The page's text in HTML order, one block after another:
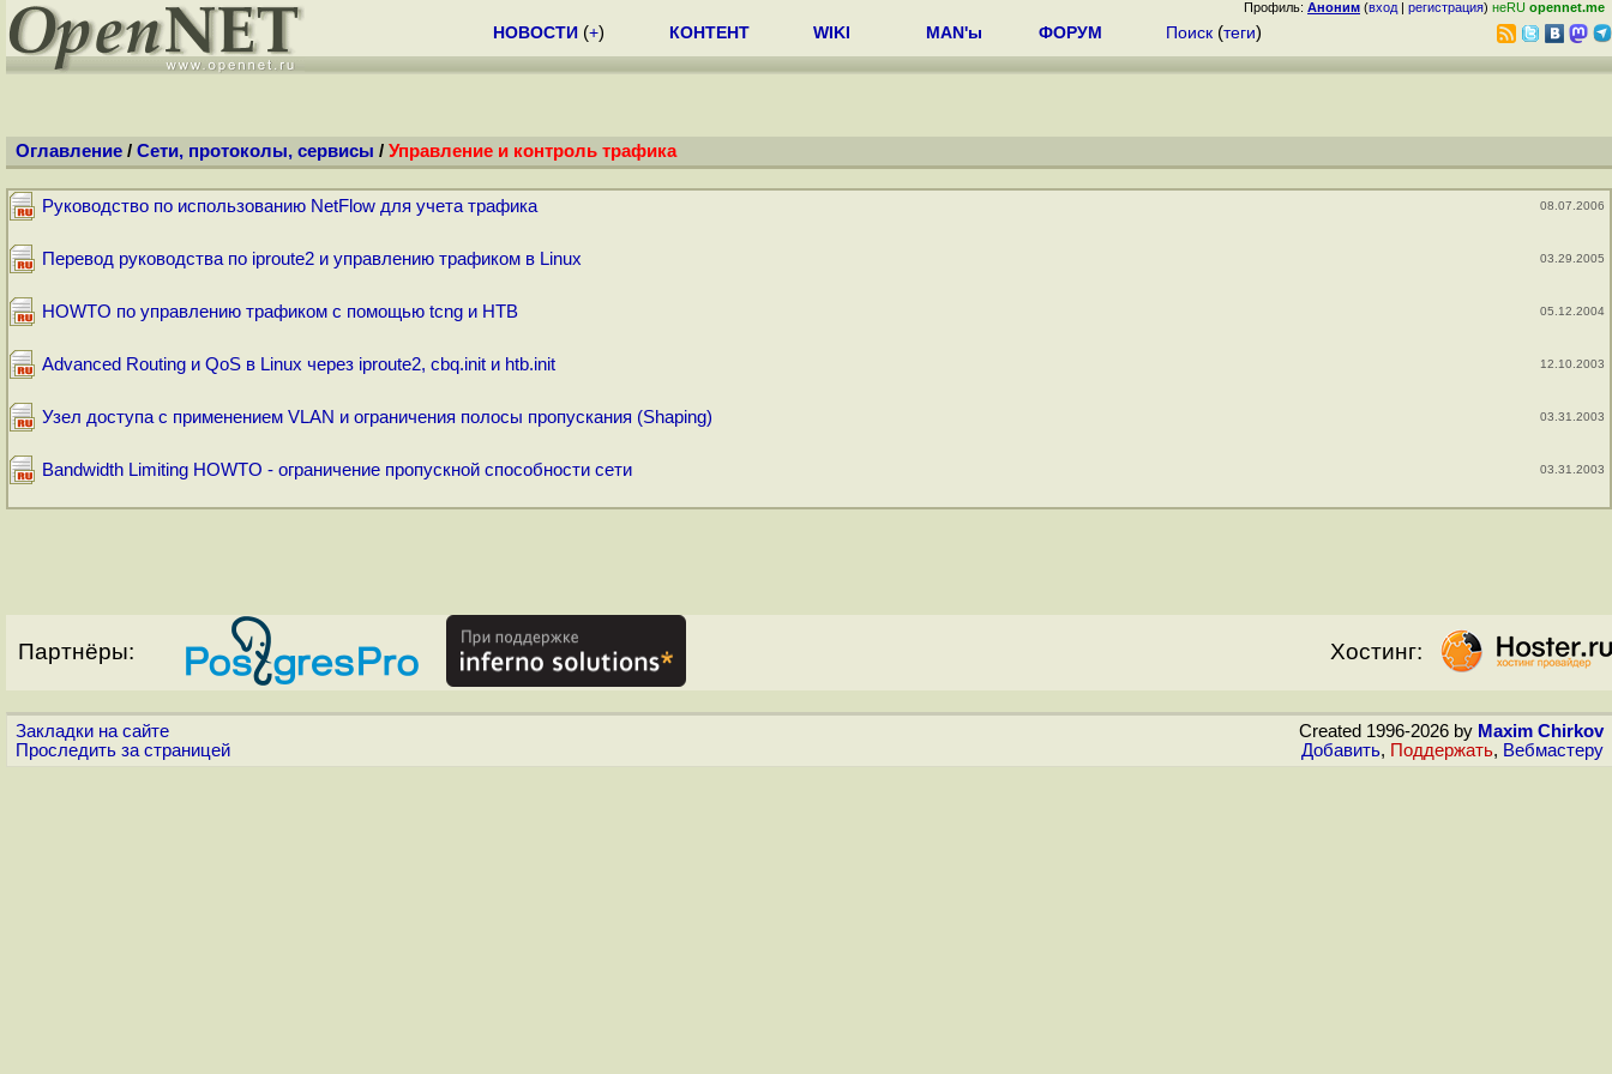
Профиль: Аноним (вход | регистрация) неRU opennet.me
НОВОСТИ (+) КОНТЕНТ WIKI MAN'ы ФОРУМ Поиск (теги)
Оглавление / Сети, протоколы, сервисы / Управление и контроль трафика
Руководство по использованию NetFlow для учета трафика 08.07.2006
Перевод руководства по iproute2 и управлению трафиком в Linux 03.29.2005
HOWTO по управлению трафиком с помощью tcng и HTB 05.12.2004
Advanced Routing и QoS в Linux через iproute2, cbq.init и htb.init 12.10.2003
Узел доступа с применением VLAN и ограничения полосы пропускания (Shaping) 03.31.2003
Bandwidth Limiting HOWTO - ограничение пропускной способности сети 03.31.2003
Партнёры: Хостинг:
Закладки на сайте
Проследить за страницей
Created 1996-2026 by Maxim Chirkov
Добавить, Поддержать, Вебмастеру